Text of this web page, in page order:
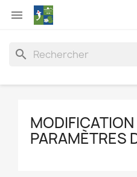

search
PARAMÈTRES